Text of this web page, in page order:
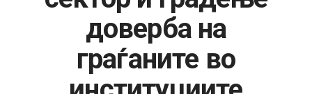
доверба на
граѓаните во